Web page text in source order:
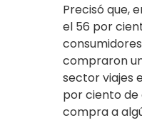
Precisó que,
el 56 por
compraron
sector viajes
por ciento de
compra a